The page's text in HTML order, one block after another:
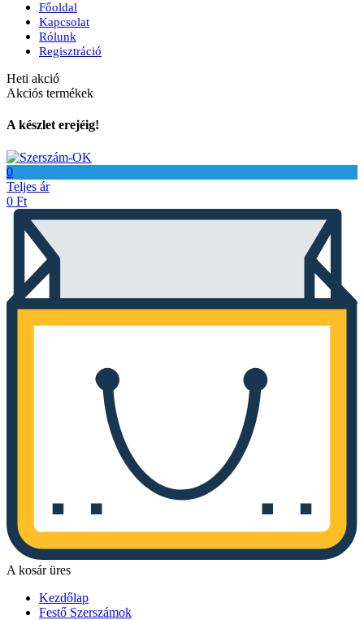
Főoldal
Kapcsolat
Rólunk
Regisztráció
Heti akció
Akciós termékek
A készlet erejéig!
0
Teljes ár
0 Ft
A kosár üres
Kezdőlap
Festő Szerszámok